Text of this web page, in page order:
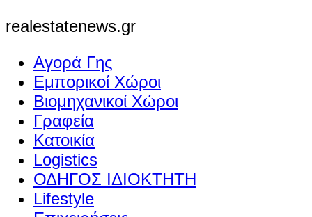
realestatenews.gr
Αγορά Γης
Εμπορικοί Χώροι
Βιομηχανικοί Χώροι
Γραφεία
Κατοικία
Logistics
ΟΔΗΓΟΣ ΙΔΙΟΚΤΗΤΗ
Lifestyle